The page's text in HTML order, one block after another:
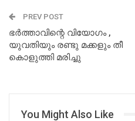
PREV POST
ഭർത്താവിന്റെ വിയോഗം ,
യുവതിയും രണ്ടു മക്കളും തീ
കൊളുത്തി മരിച്ചു
You Might Also Like